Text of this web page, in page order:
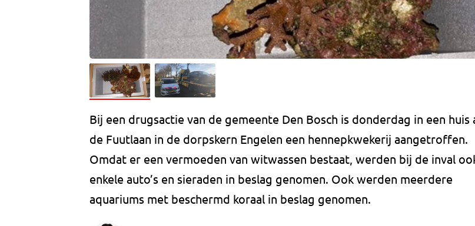
Bij een drugsactie van de gemeente Den Bosch is donderdag in een huis
de Fuutlaan in de dorpskern Engelen een hennepkwekerij aangetroffen.
Omdat er een vermoeden van witwassen bestaat, werden bij de inval
enkele auto’s en sieraden in beslag genomen. Ook werden meerdere
aquariums met beschermd koraal in beslag genomen.